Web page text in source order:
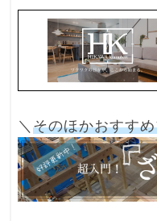
＼そのほかおすす